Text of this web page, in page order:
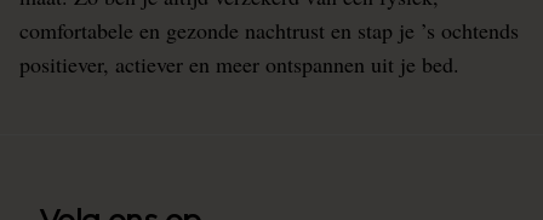
comfortabele en gezonde nachtrust en stap je ’s ochtends
positiever, actiever en meer ontspannen uit je bed.